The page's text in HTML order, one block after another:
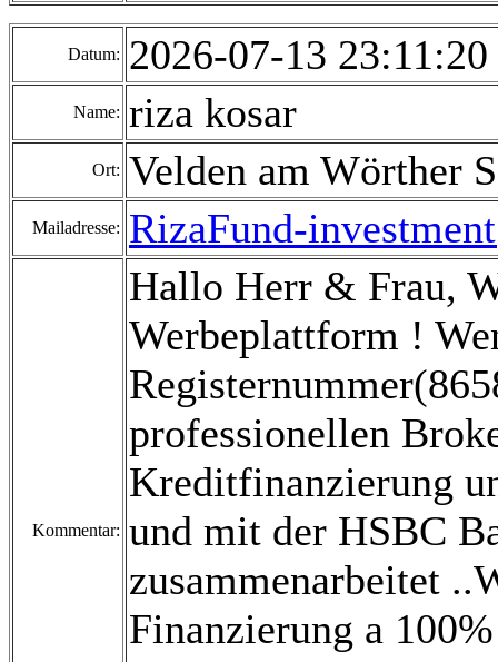
Datum: 2026-07-13
Name: riza kosar
Ort: Velden am Wörther
Mailadresse: RizaFund-
Kommentar:
Hallo Herr & Frau,
Werbeplattform !
professionellen
Kreditfinanzierung
und mit der HSBC
zusammenarbeitet
Finanzierung a